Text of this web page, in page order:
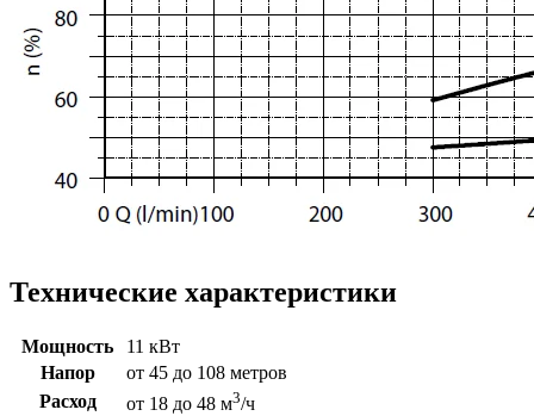
Технические характеристики
Мощность
11 кВт
Напор
от 45 до 108 метров
Расход
от 18 до 48 м3/ч